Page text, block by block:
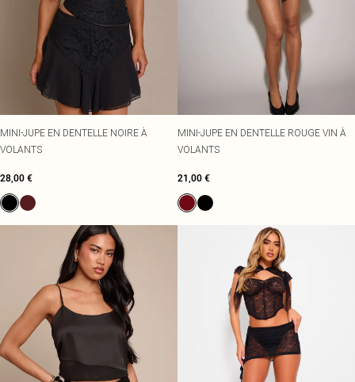
MINI-JUPE EN DENTELLE NOIRE À
VOLANTS
28,00 €
MINI-JUPE EN DENTELLE ROUGE VIN À
VOLANTS
21,00 €